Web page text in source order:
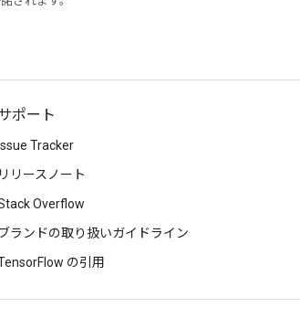
ポート
Issue Tracker
リリースノート
Overflow
ランドの取り扱いガイドライン
の引用